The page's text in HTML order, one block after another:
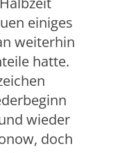
einiges
weiterhin
hatte.
wieder
doch